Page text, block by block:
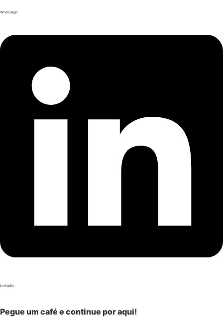
WhatsApp
LinkedIn
Pegue um café e continue por aqui!